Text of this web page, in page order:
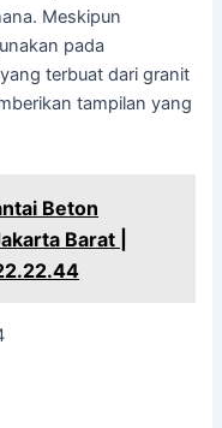
Meskipun
pada
terbuat dari granit
tampilan yang
Beton
Barat |